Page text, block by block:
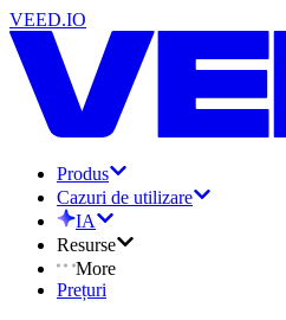
VEED.IO
Produs
Cazuri de utilizare
IA
Resurse
More
Prețuri